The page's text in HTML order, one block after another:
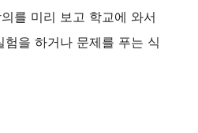
를 미리 보고 학교에 와서
을 하거나 문제를 푸는 식